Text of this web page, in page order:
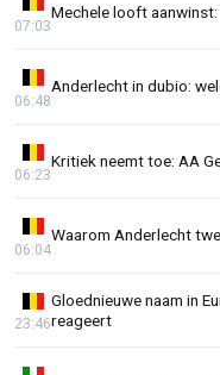
Mechele looft
07:03
Anderlecht in dubio:
06:48
Kritiek neemt toe: AA
06:23
Waarom Anderlecht
06:04
Gloednieuwe naam in
reageert
23:46